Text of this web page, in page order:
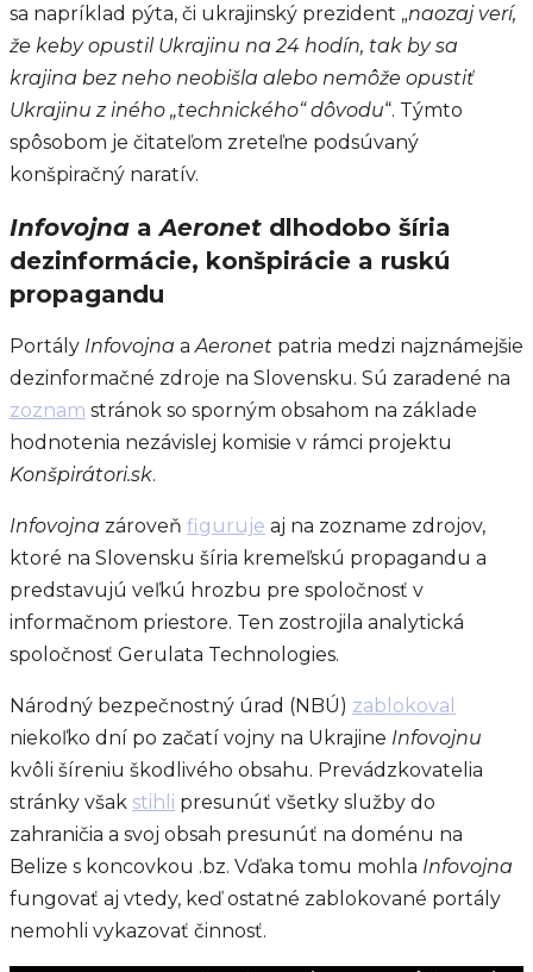
sa napríklad pýta, či ukrajinský prezident „naozaj verí,
že keby opustil Ukrajinu na 24 hodín, tak by sa
krajina bez neho neobišla alebo nemôže opustiť
Ukrajinu z iného „technického“ dôvodu“. Týmto
spôsobom je čitateľom zreteľne podsúvaný
konšpiračný naratív.
Infovojna aAeronet dlhodobo šíria
dezinformácie, konšpirácie a ruskú
propagandu
Portály Infovojna aAeronet patria medzi najznámejšie
dezinformačné zdroje na Slovensku. Sú zaradené na
zoznam stránok so sporným obsahom na základe
hodnotenia nezávislej komisie v rámci projektu
Konšpirátori.sk.
Infovojna zároveň figuruje aj na zozname zdrojov,
ktoré na Slovensku šíria kremeľskú propagandu a
predstavujú veľkú hrozbu pre spoločnosť v
informačnom priestore. Ten zostrojila analytická
spoločnosť Gerulata Technologies.
Národný bezpečnostný úrad (NBÚ) zablokoval
niekoľko dní po začatí vojny na Ukrajine Infovojnu
kvôli šíreniu škodlivého obsahu. Prevádzkovatelia
stránky však stihli presunúť všetky služby do
zahraničia a svoj obsah presunúť na doménu na
Belize s koncovkou .bz. Vďaka tomu mohla Infovojna
fungovať aj vtedy, keď ostatné zablokované portály
nemohli vykazovať činnosť.